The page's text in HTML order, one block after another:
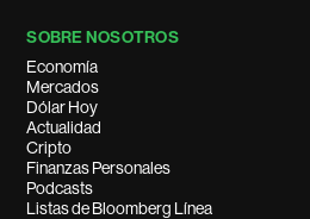
SOBRE NOSOTROS
Economía
Mercados
Dólar Hoy
Actualidad
Cripto
Finanzas Personales
Podcasts
Listas de Bloomberg Línea